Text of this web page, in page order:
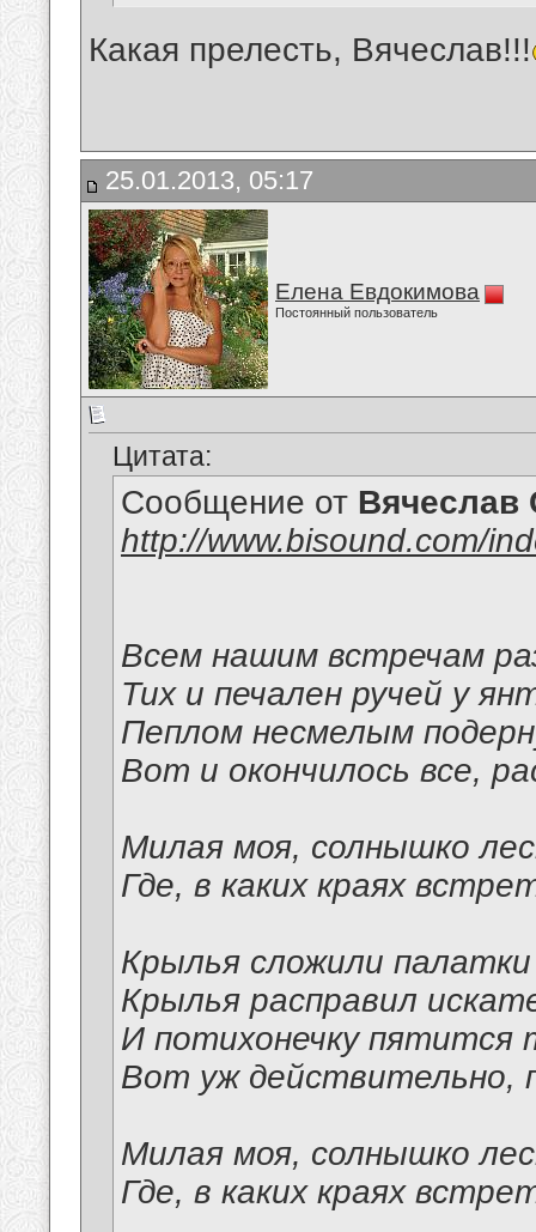
Какая прелесть, Вячеслав!!!
25.01.2013, 05:17
Елена Евдокимова
Постоянный пользователь
Цитата:
Сообщение от Вячеслав
http://www.bisound.com/
Всем нашим встречам
Тих и печален ручей у
Пеплом несмелым
Вот и окончилось все,
Милая моя, солнышко
Где, в каких краях
Крылья сложили
Крылья расправил
И потихонечку пятится
Вот уж действительно,
Милая моя, солнышко
Где, в каких краях